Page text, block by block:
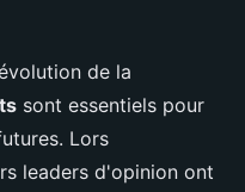
de la
sont essentiels pour
Lors
leaders d'opinion ont